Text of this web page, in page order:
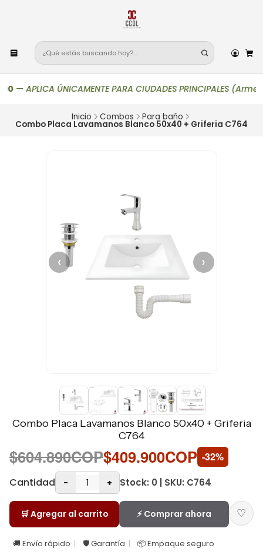
— APLICA ÚNICAMENTE PARA CIUDADES PRINCIPALES
Inicio Combos Para baño
Combo Placa Lavamanos Blanco 50x40 + Griferia C764
‹ ›
Combo Placa Lavamanos Blanco 50x40 + Griferia
C764
$604.890COP$409.900COP -32%
Cantidad
- + Stock: 0 | SKU: C764
🛒 Agregar al carrito ⚡ Comprar ahora ♡
🚚 Envío rápido 🛡️ Garantía 📦 Empaque seguro